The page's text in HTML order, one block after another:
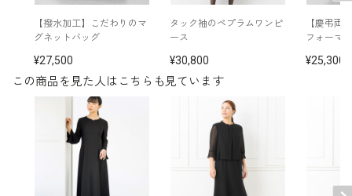
※モデル：身長167cm 9号着用
この商品を見た人はこちらも見ています
【撥水加工】こだわりのマ
グネットバッグ
27,500
タック袖のペプラムワンピ
ース
30,800
【慶弔両
フォーマ
25,300